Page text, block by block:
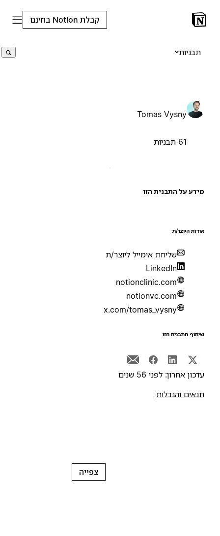
קבלת Notion בחינם
תבניות
Tomas Vysny
על התבנית הזו
היוצר/ת
שליחת אימייל ליוצר/ת
LinkedIn
notionclinic.com
notionvc.com
x.com/tomas_vysny
התבנית הזו
אחרון: לפני 56 שנים
והגבלות
צפייה